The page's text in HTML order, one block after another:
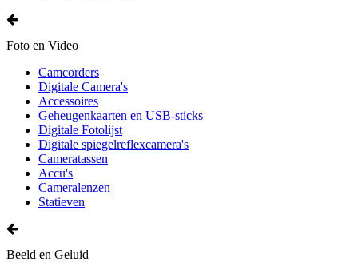
Foto en Video
Camcorders
Digitale Camera's
Accessoires
Geheugenkaarten en USB-sticks
Digitale Fotolijst
Digitale spiegelreflexcamera's
Cameratassen
Accu's
Cameralenzen
Statieven
Beeld en Geluid